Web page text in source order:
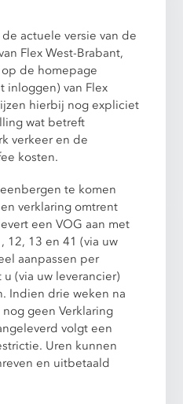
actuele versie van de
Flex West-Brabant,
de homepage
inloggen) van Flex
hierbij nog expliciet
wat betreft
verkeer en de
kosten.
te komen
verklaring omtrent
een VOG aan met
12, 13 en 41 (via uw
aanpassen per
(via uw leverancier)
Indien drie weken na
geen Verklaring
volgt een
Uren kunnen
en uitbetaald